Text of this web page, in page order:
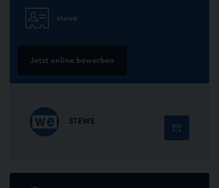
stewe
Jetzt online bewerben
STEWE